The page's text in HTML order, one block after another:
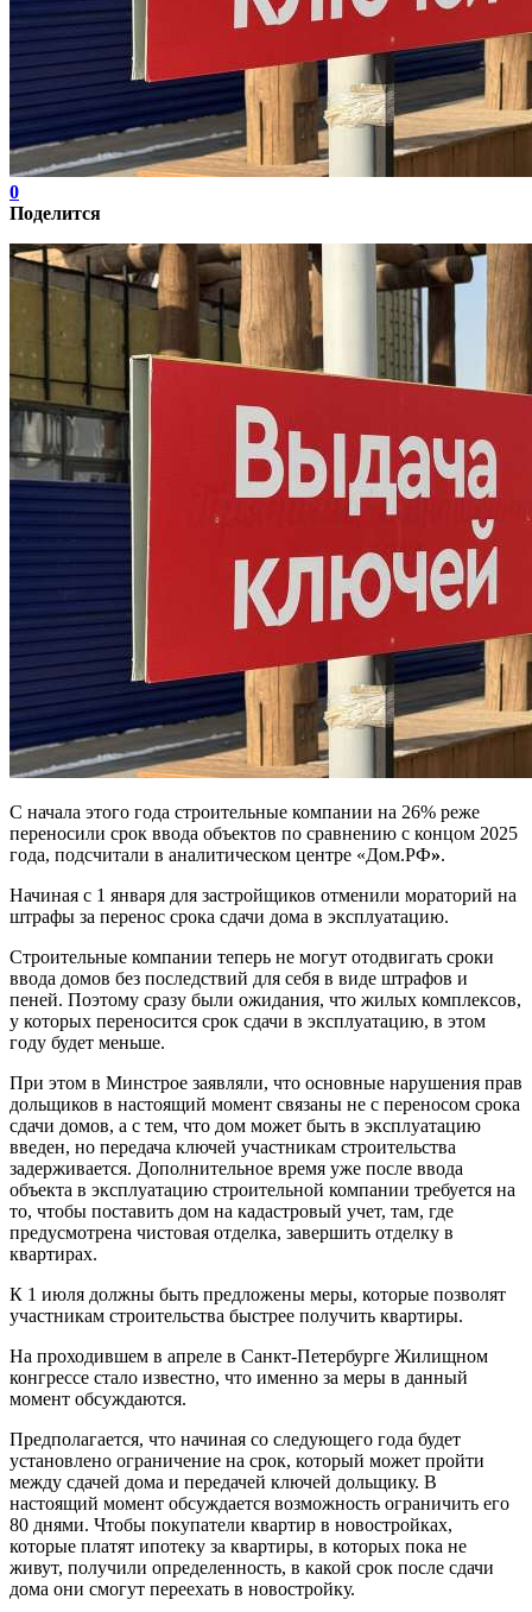
0
Поделится
С начала этого года строительные компании на 26% реже
переносили срок ввода объектов по сравнению с концом 2025
года, подсчитали в аналитическом центре «Дом.РФ».
Начиная с 1 января для застройщиков отменили мораторий на
штрафы за перенос срока сдачи дома в эксплуатацию.
Строительные компании теперь не могут отодвигать сроки
ввода домов без последствий для себя в виде штрафов и
пеней. Поэтому сразу были ожидания, что жилых комплексов,
у которых переносится срок сдачи в эксплуатацию, в этом
году будет меньше.
При этом в Минстрое заявляли, что основные нарушения прав
дольщиков в настоящий момент связаны не с переносом срока
сдачи домов, а с тем, что дом может быть в эксплуатацию
введен, но передача ключей участникам строительства
задерживается. Дополнительное время уже после ввода
объекта в эксплуатацию строительной компании требуется на
то, чтобы поставить дом на кадастровый учет, там, где
предусмотрена чистовая отделка, завершить отделку в
квартирах.
К 1 июля должны быть предложены меры, которые позволят
участникам строительства быстрее получить квартиры.
На проходившем в апреле в Санкт-Петербурге Жилищном
конгрессе стало известно, что именно за меры в данный
момент обсуждаются.
Предполагается, что начиная со следующего года будет
установлено ограничение на срок, который может пройти
между сдачей дома и передачей ключей дольщику. В
настоящий момент обсуждается возможность ограничить его
80 днями. Чтобы покупатели квартир в новостройках,
которые платят ипотеку за квартиры, в которых пока не
живут, получили определенность, в какой срок после сдачи
дома они смогут переехать в новостройку.